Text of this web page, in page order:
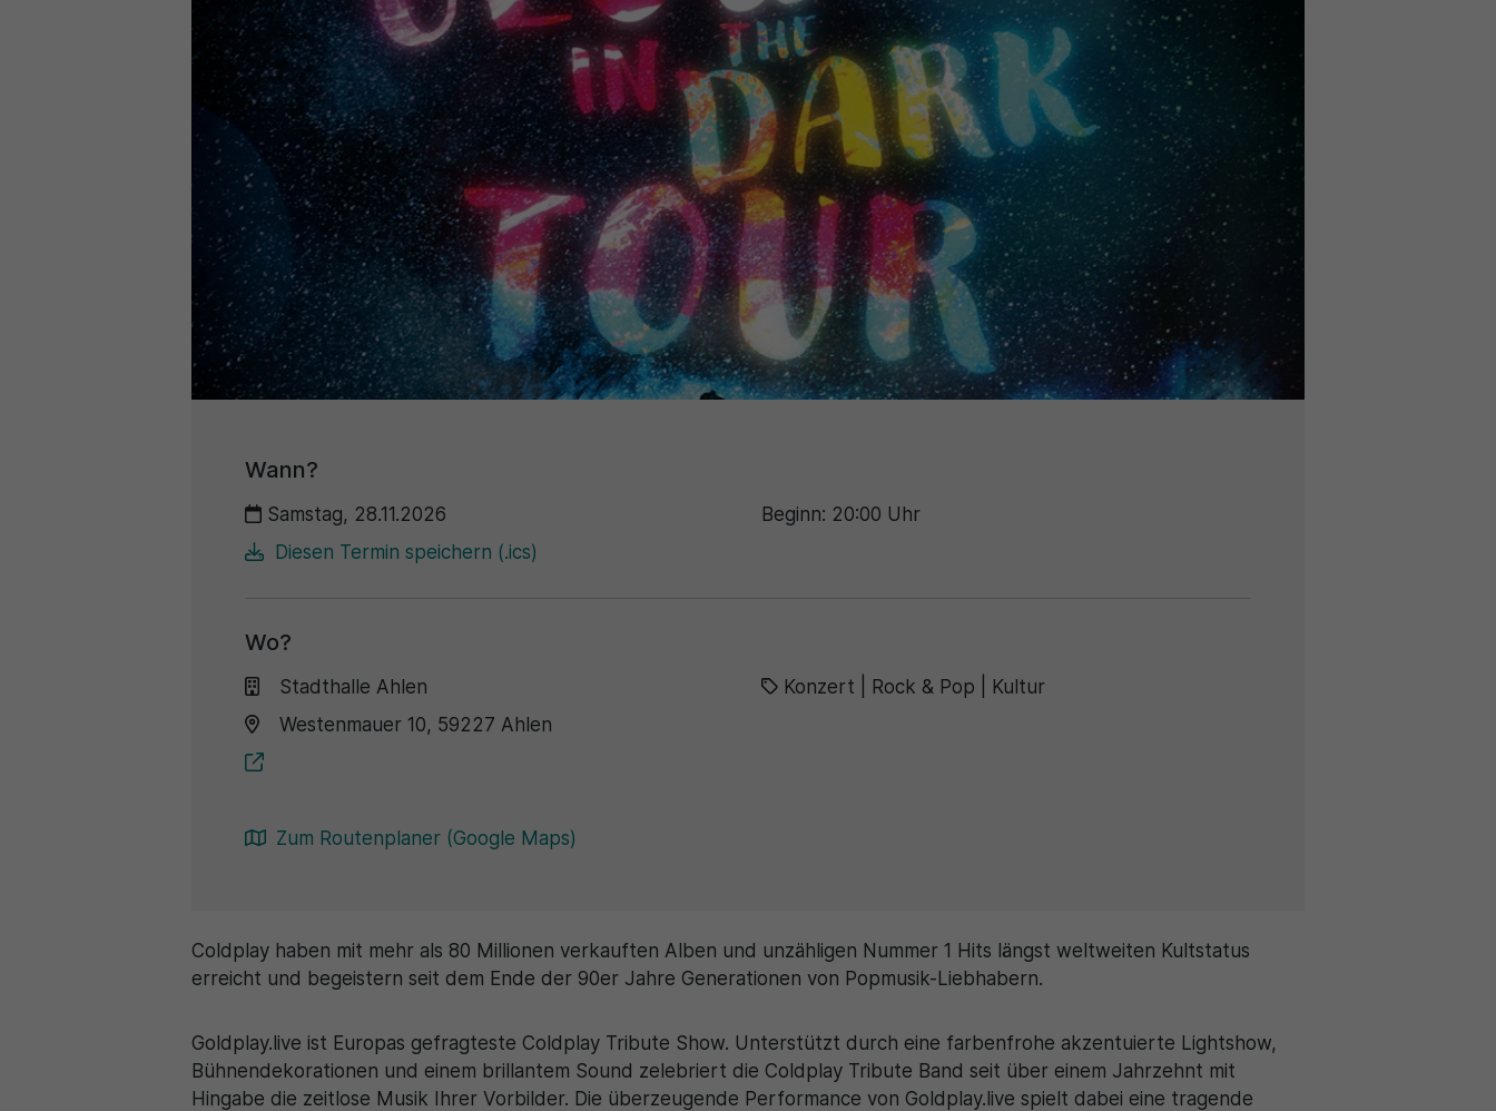
Wann?
Samstag, 28.11.2026
Diesen Termin speichern (.ics)
Beginn: 20:00 Uhr
Wo?
Stadthalle Ahlen
Westenmauer 10, 59227 Ahlen
Zum Routenplaner (Google Maps)
Konzert Rock & Pop Kultur
Coldplay haben mit mehr als 80 Millionen verkauften Alben und unzähligen Nummer 1 Hits längst weltweiten Kultstatus
erreicht und begeistern seit dem Ende der 90er Jahre Generationen von Popmusik-Liebhabern.
Goldplay.live ist Europas gefragteste Coldplay Tribute Show. Unterstützt durch eine farbenfrohe akzentuierte Lightshow,
Bühnendekorationen und einem brillantem Sound zelebriert die Coldplay Tribute Band seit über einem Jahrzehnt mit
Hingabe die zeitlose Musik Ihrer Vorbilder. Die überzeugende Performance von Goldplay.live spielt dabei eine tragende
Zweck
generierte ID, für die historische Speicherung
Ihrer vorgenommen Einstellungen, falls der
Webseiten-Betreiber dies eingestellt hat.
Zweck
Details wie die eindeutige Besucher-ID zu
speichern.
Name _pk_ses\..*$
Anbieter Matomo
Laufzeit 30 Minuten
Zweck
Wird für statistische Zwecke verwendet, um
vorübergehende Daten des Besuchs zu
speichern.